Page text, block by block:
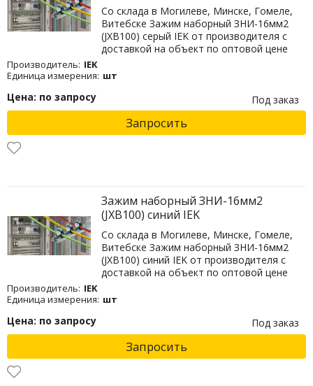
Со склада в Могилеве, Минске, Гомеле,
Витебске Зажим наборный ЗНИ-16мм2
(JXB100) серый IEK от производителя с
доставкой на объект по оптовой цене
Производитель: IEK
Единица измерения: шт
Цена: по запросу Под заказ
Запросить
Зажим наборный ЗНИ-16мм2
(JXB100) синий IEK
Со склада в Могилеве, Минске, Гомеле,
Витебске Зажим наборный ЗНИ-16мм2
(JXB100) синий IEK от производителя с
доставкой на объект по оптовой цене
Производитель: IEK
Единица измерения: шт
Цена: по запросу Под заказ
Запросить